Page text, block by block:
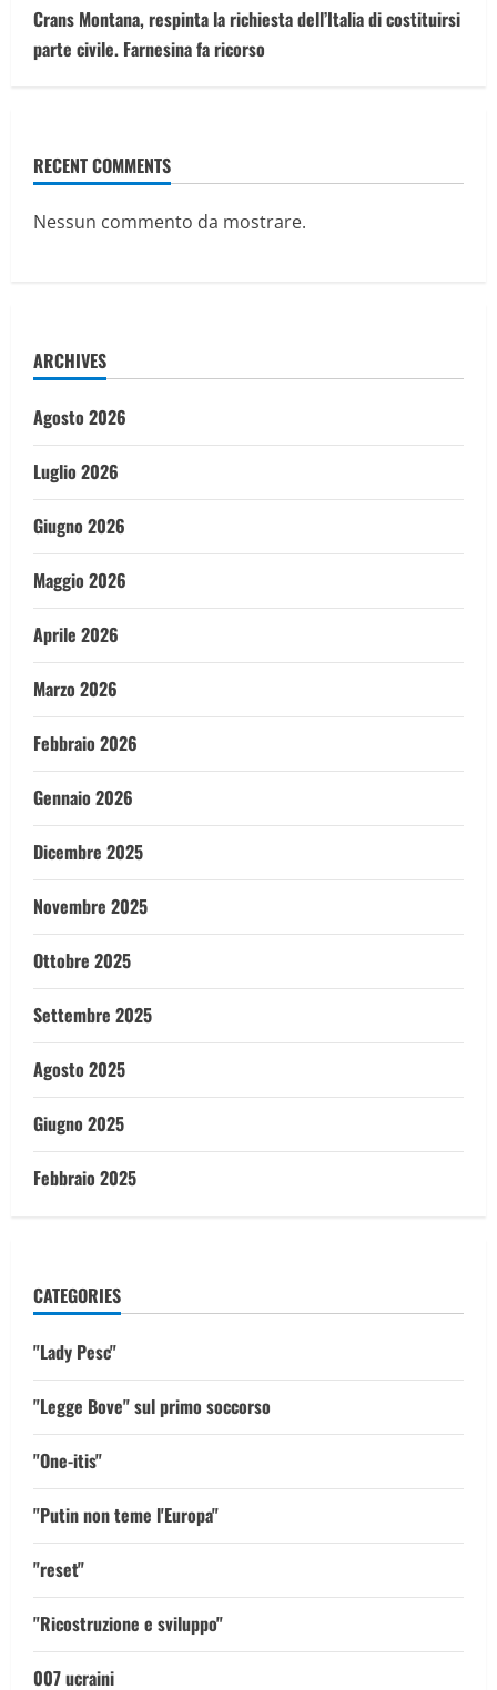
Crans Montana, respinta la richiesta dell’Italia di costituirsi
parte civile. Farnesina fa ricorso
RECENT COMMENTS
Nessun commento da mostrare.
ARCHIVES
Agosto 2026
Luglio 2026
Giugno 2026
Maggio 2026
Aprile 2026
Marzo 2026
Febbraio 2026
Gennaio 2026
Dicembre 2025
Novembre 2025
Ottobre 2025
Settembre 2025
Agosto 2025
Giugno 2025
Febbraio 2025
CATEGORIES
"Lady Pesc"
"Legge Bove" sul primo soccorso
"One-itis"
"Putin non teme l'Europa"
"reset"
"Ricostruzione e sviluppo"
007 ucraini